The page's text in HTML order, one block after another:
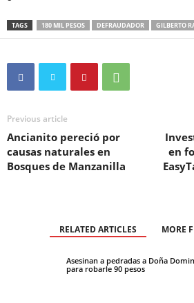
TAGS 180 MIL PESOS DEFRAUDADOR GILBERTO
Previous article
Ancianito pereció por
causas naturales en
Bosques de Manzanilla
en
RELATED ARTICLES MORE
Asesinan a pedradas a Doña
para robarle 90 pesos